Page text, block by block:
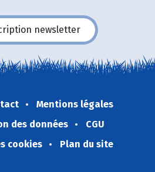
newsletter
Mentions légales
des données
CGU
cookies
Plan du site